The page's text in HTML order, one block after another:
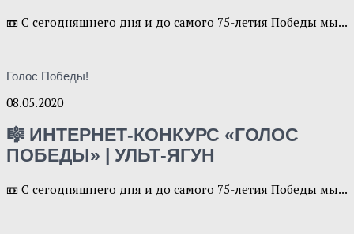
📼 С сегодняшнего дня и до самого 75-летия Победы мы...
Голос Победы!
08.05.2020
🎼 ИНТЕРНЕТ-КОНКУРС «ГОЛОС
ПОБЕДЫ» | УЛЬТ-ЯГУН
📼 С сегодняшнего дня и до самого 75-летия Победы мы...